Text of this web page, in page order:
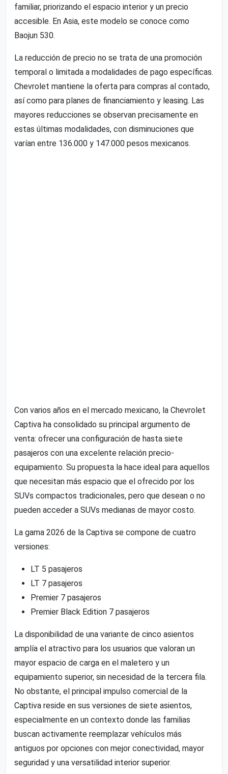
familiar, priorizando el espacio interior y un precio
accesible. En Asia, este modelo se conoce como
Baojun 530.
La reducción de precio no se trata de una promoción
temporal o limitada a modalidades de pago específicas.
Chevrolet mantiene la oferta para compras al contado,
así como para planes de financiamiento y leasing. Las
mayores reducciones se observan precisamente en
estas últimas modalidades, con disminuciones que
varían entre 136.000 y 147.000 pesos mexicanos.
Con varios años en el mercado mexicano, la Chevrolet
Captiva ha consolidado su principal argumento de
venta: ofrecer una configuración de hasta siete
pasajeros con una excelente relación precio-
equipamiento. Su propuesta la hace ideal para aquellos
que necesitan más espacio que el ofrecido por los
SUVs compactos tradicionales, pero que desean o no
pueden acceder a SUVs medianas de mayor costo.
La gama 2026 de la Captiva se compone de cuatro
versiones:
LT 5 pasajeros
LT 7 pasajeros
Premier 7 pasajeros
Premier Black Edition 7 pasajeros
La disponibilidad de una variante de cinco asientos
amplía el atractivo para los usuarios que valoran un
mayor espacio de carga en el maletero y un
equipamiento superior, sin necesidad de la tercera fila.
No obstante, el principal impulso comercial de la
Captiva reside en sus versiones de siete asientos,
especialmente en un contexto donde las familias
buscan activamente reemplazar vehículos más
antiguos por opciones con mejor conectividad, mayor
seguridad y una versatilidad interior superior.